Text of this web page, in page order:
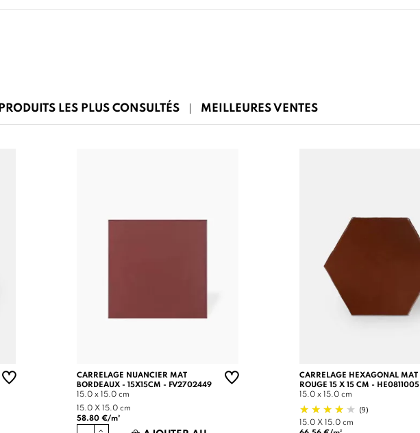
PRODUITS LES PLUS CONSULTÉS MEILLEURES VENTES
CARRELAGE NUANCIER MAT
BORDEAUX - 15X15CM - FV2702449
15.0 x 15.0 cm
15.0 X 15.0 cm
58.80 €/m²
CARRELAGE HEXAGONAL MAT
ROUGE 15 X 15 CM - HE0811005
15.0 x 15.0 cm
(9)
15.0 X 15.0 cm